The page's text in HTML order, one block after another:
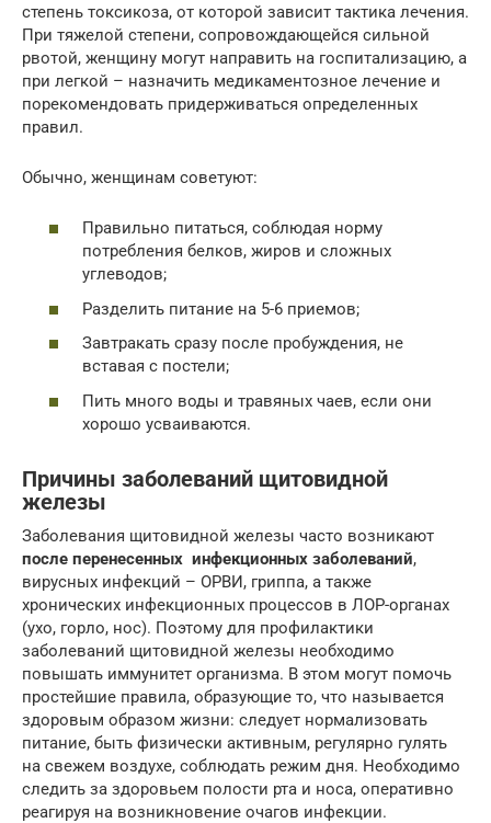
степень токсикоза, от которой зависит тактика лечения.
При тяжелой степени, сопровождающейся сильной
рвотой, женщину могут направить на госпитализацию, а
при легкой – назначить медикаментозное лечение и
порекомендовать придерживаться определенных
правил.
Обычно, женщинам советуют:
Правильно питаться, соблюдая норму
потребления белков, жиров и сложных
углеводов;
Разделить питание на 5-6 приемов;
Завтракать сразу после пробуждения, не
вставая с постели;
Пить много воды и травяных чаев, если они
хорошо усваиваются.
Причины заболеваний щитовидной
железы
Заболевания щитовидной железы часто возникают
после перенесенных инфекционных заболеваний,
вирусных инфекций – ОРВИ, гриппа, а также
хронических инфекционных процессов в ЛОР-органах
(ухо, горло, нос). Поэтому для профилактики
заболеваний щитовидной железы необходимо
повышать иммунитет организма. В этом могут помочь
простейшие правила, образующие то, что называется
здоровым образом жизни: следует нормализовать
питание, быть физически активным, регулярно гулять
на свежем воздухе, соблюдать режим дня. Необходимо
следить за здоровьем полости рта и носа, оперативно
реагируя на возникновение очагов инфекции.